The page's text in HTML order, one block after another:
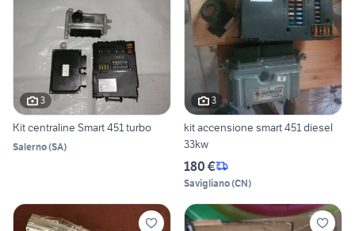
3
Kit centraline Smart 451 turbo
Salerno(SA)
3
kit accensione smart 451 diesel
33kw
180 €
Savigliano(CN)